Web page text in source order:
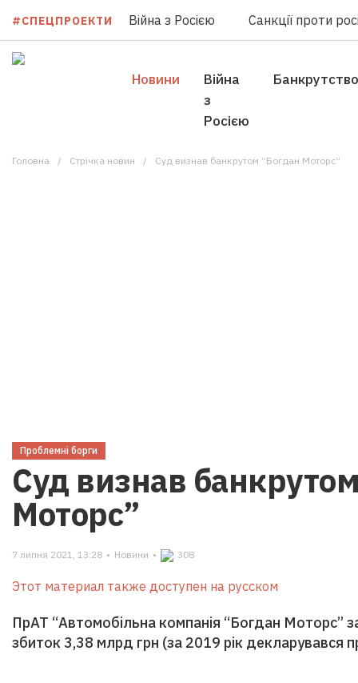
#СПЕЦПРОЕКТИ Війна з Росією Санкції проти
Новини
Війна
з
Росією
Банкрутство
Головна Стрічка новин Суд визнав банкрутом “Богдан Моторс”
Проблемні борги
Суд визнав
Моторс”
7 липня 2021, 13:28 • Новини • 308
Этот материал также доступен на русском
ПрАТ “Автомобільна компанія “Богдан Моторс”
збиток 3,38 млрд грн (за 2019 рік декларувався